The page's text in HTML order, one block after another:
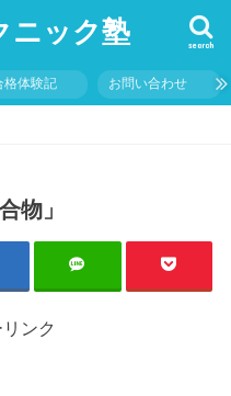
ニック塾 search
格体験記 お問い合わせ
物」
ンク